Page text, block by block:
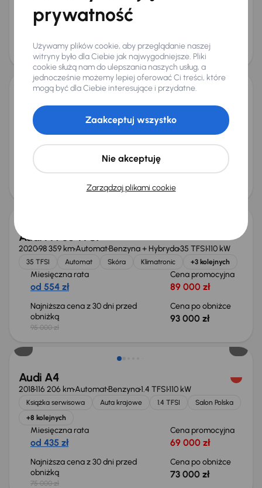
od 565 zł
95 000 zł
Audi A4
2012 Automat Diesel 130 kW
2.0 TDI
od 226 zł
Cena
Taniej o 2 000 zł
Audi A4 35 TFSI
202098 359 kmAutomatBenzyna + Hybryda35 TFSI110 kW
35 TFSI Automat Skóra Klimatronic +3 kolejnych
Miesięczna rata
od 554 zł
Cena promocyjna
89 000 zł
Najniższa cena z 30 dni przed
obniżką
95 000 zł
Cena po obniżce
93 000 zł
Taniej o 2 000 zł
Audi A4
2018116 206 kmAutomatBenzyna1.4 TFSI110 kW
Książka serwisowa Auta krajowe 1.4 TFSI
Salon Polska
+8 kolejnych
Miesięczna rata
od 435 zł
Cena promocyjna
69 000 zł
Najniższa cena z 30 dni przed
obniżką
75 000 zł
Cena po obniżce
73 000 zł
prywatność
Używamy plików cookie, aby przeglądanie naszej
witryny było dla Ciebie jak najwygodniejsze. Pliki
cookie służą nam do ulepszania naszych usług, a
jednocześnie możemy lepiej oferować Ci treści, które
mogą być dla Ciebie interesujące i przydatne.
Zarządzaj plikami cookie
Nie akceptuję
Zaakceptuj wszystko